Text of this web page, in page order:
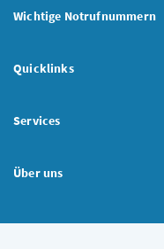
Wichtige Notrufnummern
Quicklinks
Services
Über uns